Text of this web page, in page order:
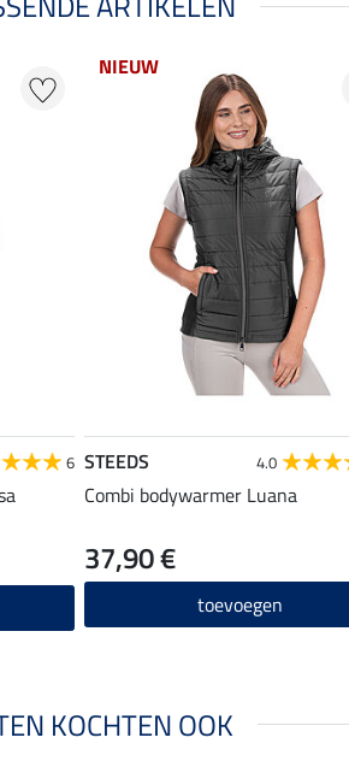
6
NIEUW
STEEDS 4.0
Combi bodywarmer Luana
37,90 €
toevoegen
KOCHTEN OOK